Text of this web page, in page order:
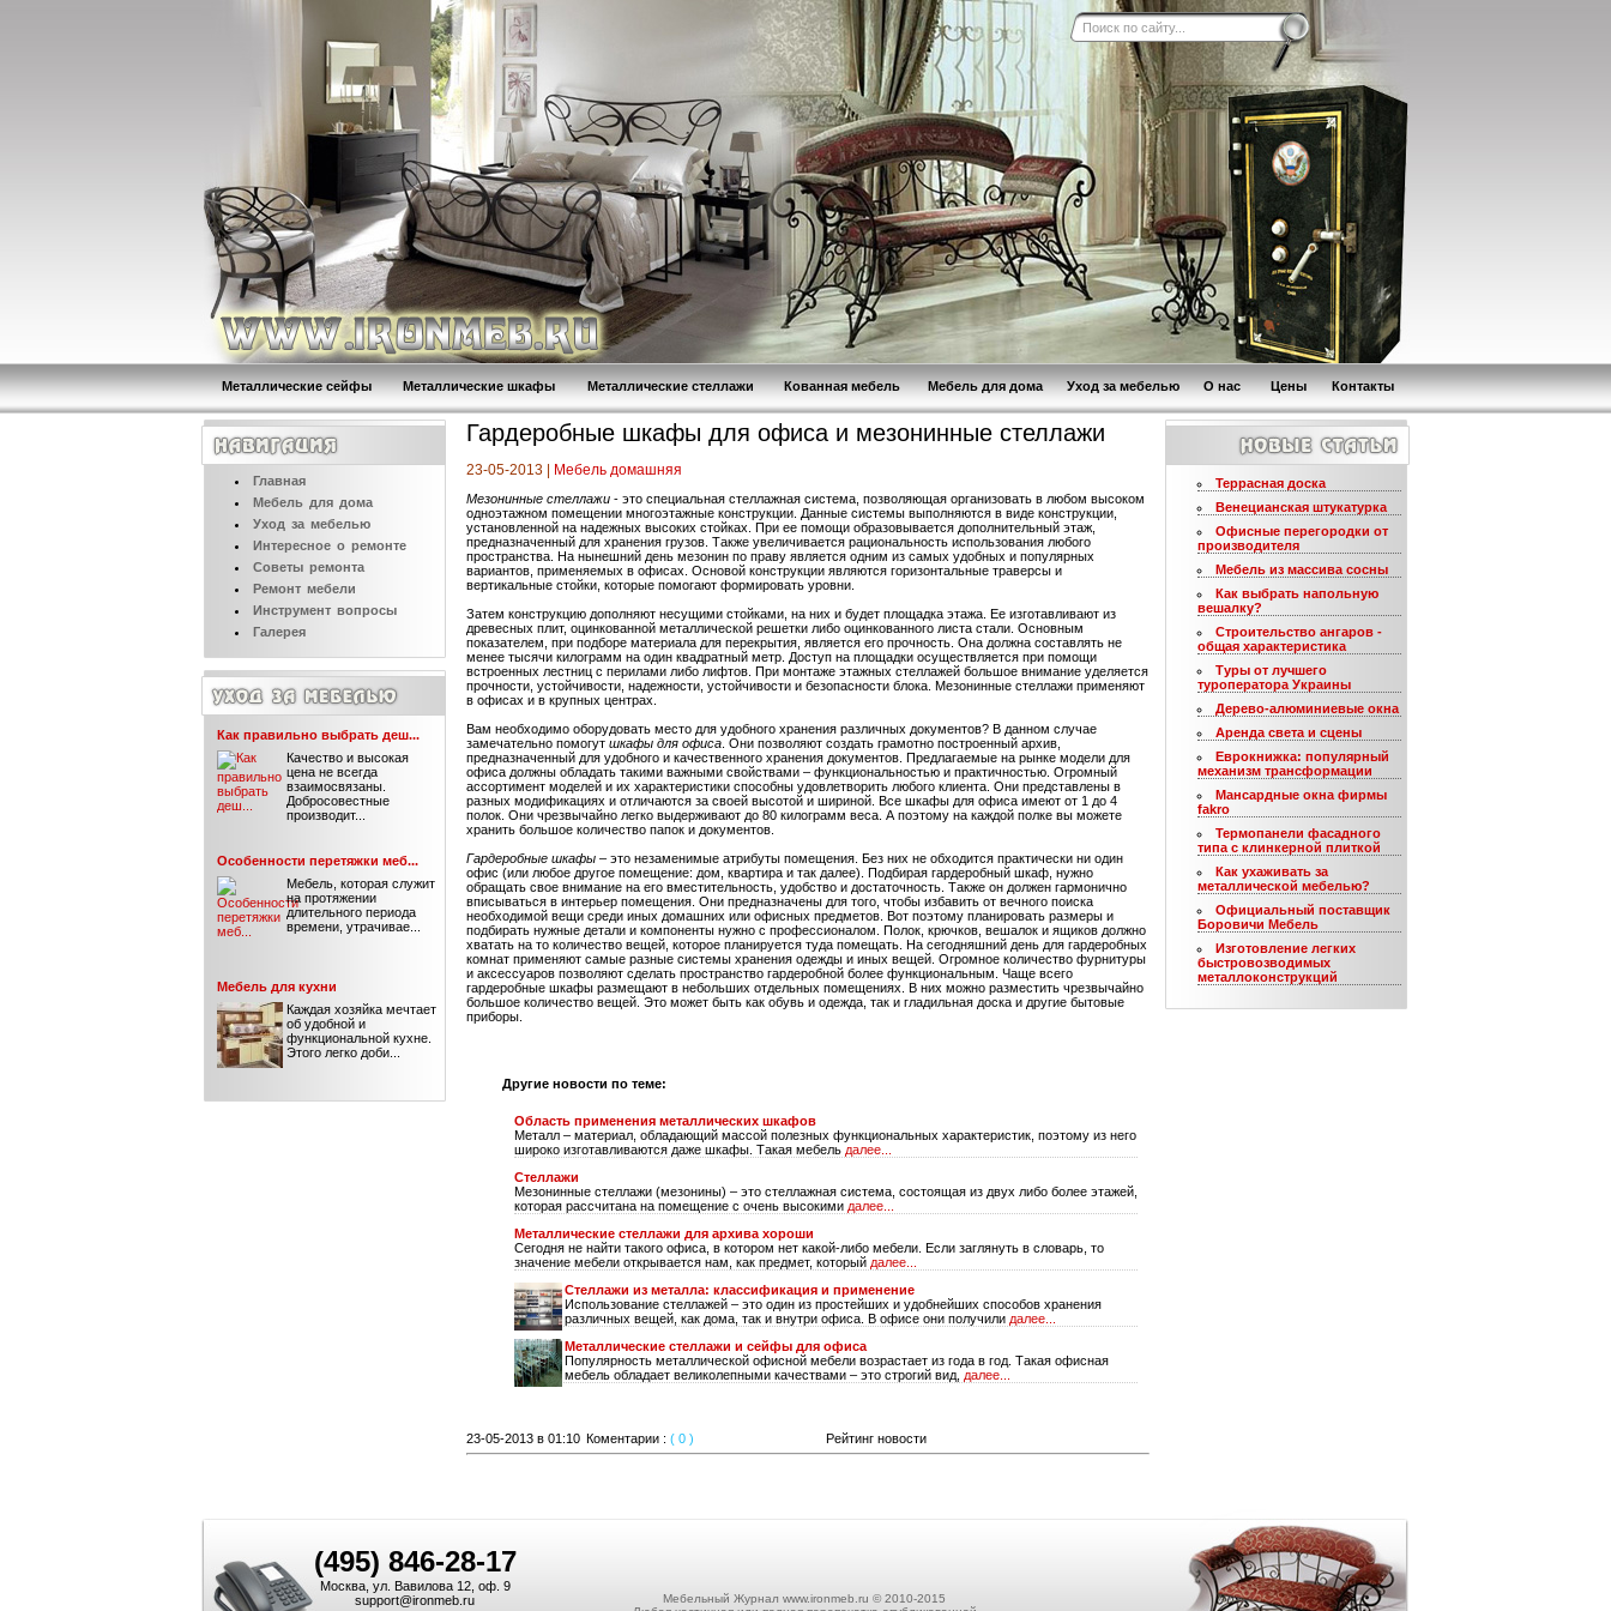
Контакты
Цены
О нас
Уход за мебелью
Мебель для дома
Кованная мебель
Металлические стеллажи
Металлические шкафы
Металлические сейфы
Террасная доска
Венецианская штукатурка
Офисные перегородки от
производителя
Мебель из массива сосны
Как выбрать напольную
вешалку?
Строительство ангаров -
общая характеристика
Туры от лучшего
туроператора Украины
Дерево-алюминиевые окна
Аренда света и сцены
Еврокнижка: популярный
механизм трансформации
Мансардные окна фирмы
fakro
Термопанели фасадного
типа с клинкерной плиткой
Как ухаживать за
металлической мебелью?
Официальный поставщик
Боровичи Мебель
Изготовление легких
быстровозводимых
металлоконструкций
Гардеробные шкафы для офиса и мезонинные стеллажи
23-05-2013 | Мебель домашняя
Мезонинные стеллажи - это специальная стеллажная система, позволяющая организовать в любом высоком
одноэтажном помещении многоэтажные конструкции. Данные системы выполняются в виде конструкции,
установленной на надежных высоких стойках. При ее помощи образовывается дополнительный этаж,
предназначенный для хранения грузов. Также увеличивается рациональность использования любого
пространства. На нынешний день мезонин по праву является одним из самых удобных и популярных
вариантов, применяемых в офисах. Основой конструкции являются горизонтальные траверсы и
вертикальные стойки, которые помогают формировать уровни.
Затем конструкцию дополняют несущими стойками, на них и будет площадка этажа. Ее изготавливают из
древесных плит, оцинкованной металлической решетки либо оцинкованного листа стали. Основным
показателем, при подборе материала для перекрытия, является его прочность. Она должна составлять не
менее тысячи килограмм на один квадратный метр. Доступ на площадки осуществляется при помощи
встроенных лестниц с перилами либо лифтов. При монтаже этажных стеллажей большое внимание уделяется
прочности, устойчивости, надежности, устойчивости и безопасности блока. Мезонинные стеллажи применяют
в офисах и в крупных центрах.
Вам необходимо оборудовать место для удобного хранения различных документов? В данном случае
замечательно помогут шкафы для офиса . Они позволяют создать грамотно построенный архив,
предназначенный для удобного и качественного хранения документов. Предлагаемые на рынке модели для
офиса должны обладать такими важными свойствами – функциональностью и практичностью. Огромный
ассортимент моделей и их характеристики способны удовлетворить любого клиента. Они представлены в
разных модификациях и отличаются за своей высотой и шириной. Все шкафы для офиса имеют от 1 до 4
полок. Они чрезвычайно легко выдерживают до 80 килограмм веса. А поэтому на каждой полке вы можете
хранить большое количество папок и документов.
Гардеробные шкафы – это незаменимые атрибуты помещения. Без них не обходится практически ни один
офис (или любое другое помещение: дом, квартира и так далее). Подбирая гардеробный шкаф, нужно
обращать свое внимание на его вместительность, удобство и достаточность. Также он должен гармонично
вписываться в интерьер помещения. Они предназначены для того, чтобы избавить от вечного поиска
необходимой вещи среди иных домашних или офисных предметов. Вот поэтому планировать размеры и
подбирать нужные детали и компоненты нужно с профессионалом. Полок, крючков, вешалок и ящиков должно
хватать на то количество вещей, которое планируется туда помещать. На сегодняшний день для гардеробных
комнат применяют самые разные системы хранения одежды и иных вещей. Огромное количество фурнитуры
и аксессуаров позволяют сделать пространство гардеробной более функциональным. Чаще всего
гардеробные шкафы размещают в небольших отдельных помещениях. В них можно разместить чрезвычайно
большое количество вещей. Это может быть как обувь и одежда, так и гладильная доска и другие бытовые
приборы.
Другие новости по теме:
Область применения металлических шкафов
Металл – материал, обладающий массой полезных функциональных характеристик, поэтому из него
широко изготавливаются даже шкафы. Такая мебель далее...
Стеллажи
Мезонинные стеллажи (мезонины) – это стеллажная система, состоящая из двух либо более этажей,
которая рассчитана на помещение с очень высокими далее...
Металлические стеллажи для архива хороши
Сегодня не найти такого офиса, в котором нет какой-либо мебели. Если заглянуть в словарь, то
значение мебели открывается нам, как предмет, который далее...
Стеллажи из металла: классификация и применение
Использование стеллажей – это один из простейших и удобнейших способов хранения
различных вещей, как дома, так и внутри офиса. В офисе они получили далее...
Металлические стеллажи и сейфы для офиса
Популярность металлической офисной мебели возрастает из года в год. Такая офисная
мебель обладает великолепными качествами – это строгий вид, далее...
23-05-2013 в 01:10 Коментарии : ( 0 ) Рейтинг новости
Главная
Мебель для дома
Уход за мебелью
Интересное о ремонте
Советы ремонта
Ремонт мебели
Инструмент вопросы
Галерея
Как правильно выбрать деш...
Качество и высокая
цена не всегда
взаимосвязаны.
Добросовестные
производит...
Особенности перетяжки меб...
Мебель, которая служит
на протяжении
длительного периода
времени, утрачивае...
Мебель для кухни
Каждая хозяйка мечтает
об удобной и
функциональной кухне.
Этого легко доби...
Мебельный Журнал www.ironmeb.ru © 2010-2015
(495) 846-28-17
Москва, ул. Вавилова 12, оф. 9
support@ironmeb.ru